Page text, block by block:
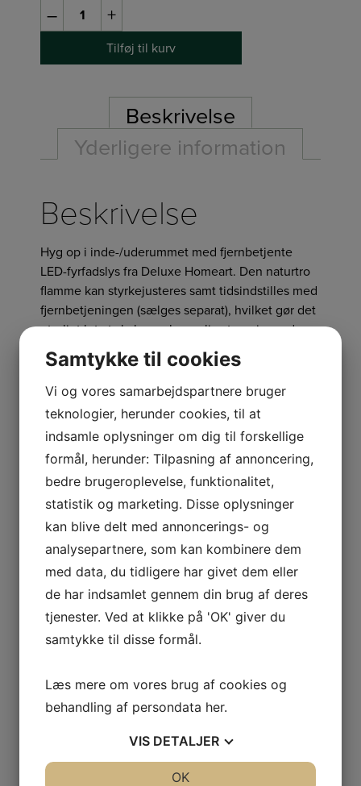
–
stk.
olivengrønne
fyrfadslys
Homeart
-
antal
+
Tilføj til kurv
Beskrivelse
Yderligere information
Beskrivelse
Hyg op i inde-/uderummet med fjernbetjente
LED-fyrfadslys fra Deluxe Homeart. Den naturtro
flamme kan styrkejusteres samt tidsindstilles med
fjernbetjeningen (sælges separat), hvilket gør det
utroligt let at skabe en hyggelig stemning, uden
at skulle gå og holde øje med sine lys hele
aftenen. Fyrfadslysene bruger 1 x CR2450-batteri,
som kan tilkøbes. Bemærk at lysene er lavet af
ægte stearin, så udsættes de for høj varme kan
de smelte.
Relaterede varer
Save
Samtykke til cookies
Vi og vores samarbejdspartnere bruger
teknologier, herunder cookies, til at
indsamle oplysninger om dig til forskellige
formål, herunder: Tilpasning af annoncering,
bedre brugeroplevelse, funktionalitet,
statistik og marketing. Disse oplysninger
kan blive delt med annoncerings- og
analysepartnere, som kan kombinere dem
med data, du tidligere har givet dem eller
de har indsamlet gennem din brug af deres
tjenester. Ved at klikke på 'OK' giver du
samtykke til disse formål.
Læs mere om vores brug af cookies og
behandling af persondata her.
VIS DETALJER
OK